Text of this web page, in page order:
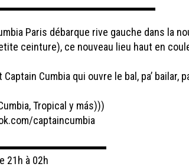
Paris débarque rive gauche dans la
ceinture), ce nouveau lieu haut en
Cumbia qui ouvre le bal, pa’ bailar,
Tropical y más)))
captaincumbia
▬▬▬▬▬▬▬▬▬▬▬▬
21h à 02h